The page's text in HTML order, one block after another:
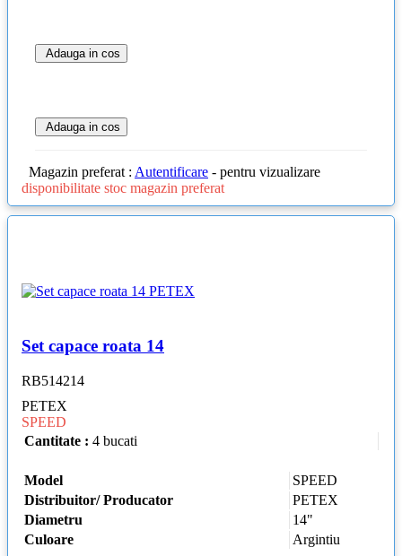
Adauga in cos
Adauga in cos
Magazin preferat : Autentificare - pentru vizualizare
disponibilitate stoc magazin preferat
Set capace roata 14
RB514214
PETEX
SPEED
Cantitate : 4 bucati
Model
SPEED
Distribuitor/ Producator
PETEX
Diametru
14"
Culoare
Argintiu